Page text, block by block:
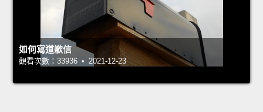
如何寫道歉信
觀看次數：33936 • 2021-12-23